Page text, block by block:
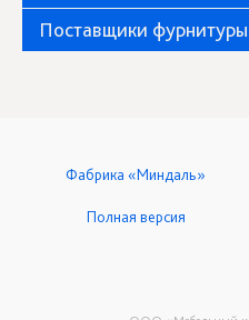
Поставщики
Фабрика «Миндаль»
Полная версия